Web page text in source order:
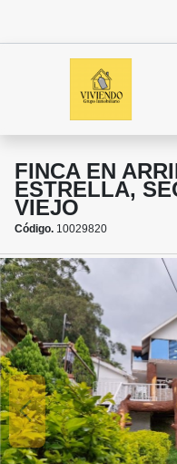
FINCA EN
ESTRELLA,
VIEJO
Código. 10029820